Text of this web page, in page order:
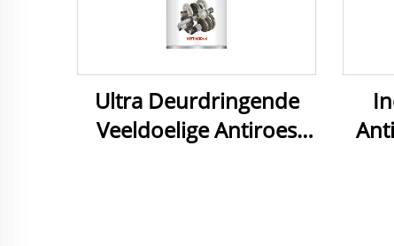
Ultra Deurdringende
Veeldoelige Antiroes